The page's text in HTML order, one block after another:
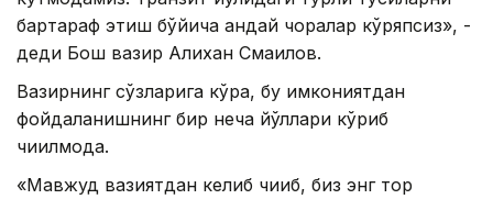
бартараф этиш бўйича қандай чоралар кўряпсиз», -
деди Бош вазир Алихан Смаилов.
Вазирнинг сўзларига кўра, бу имкониятдан
фойдаланишнинг бир неча йўллари кўриб
чиқилмоқда.
«Мавжуд вазиятдан келиб чиқиб, биз энг тор